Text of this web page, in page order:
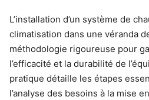
L’installation d’un système de
climatisation dans une véranda
méthodologie rigoureuse pour
l’efficacité et la durabilité de
pratique détaille les étapes
l’analyse des besoins à la mise